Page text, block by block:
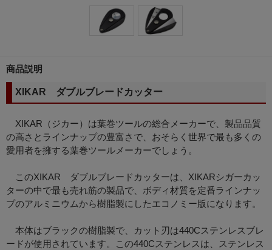
商品説明
XIKAR ダブルブレードカッター
XIKAR（ジカー）は葉巻ツールの総合メーカーで、製品品質
の高さとラインナップの豊富さで、おそらく世界で最も多くの
愛用者を擁する葉巻ツールメーカーでしょう。
このXIKAR ダブルブレードカッターは、XIKARシガーカッ
ターの中で最も売れ筋の製品で、ボディ材質を定番ラインナッ
プのアルミニウムから樹脂製にしたエコノミー版になります。
本体はブラックの樹脂製で、カット刃は440Cステンレスブレ
ードが使用されています。この440Cステンレスは、ステンレス